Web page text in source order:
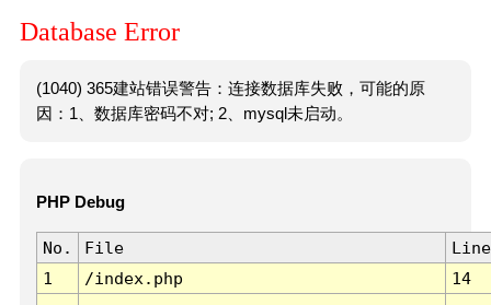
Database Error
(1040) 365建站错误警告：连接数据库失败，可能的原
因：1、数据库密码不对; 2、mysql未启动。
PHP Debug
No. File
Line
1
/index.php 14